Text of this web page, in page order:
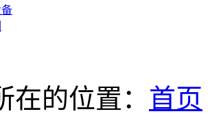
在的位置： 首页